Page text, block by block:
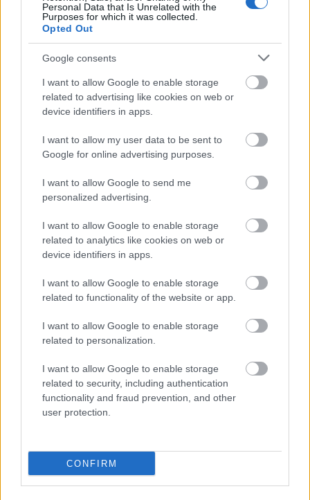
Personal Data that Is Unrelated with the
Purposes for which it was collected.
Opted Out
Google consents
I want to allow Google to enable storage
related to advertising like cookies on web or
device identifiers in apps.
I want to allow my user data to be sent to
Google for online advertising purposes.
I want to allow Google to send me
personalized advertising.
I want to allow Google to enable storage
related to analytics like cookies on web or
device identifiers in apps.
I want to allow Google to enable storage
related to functionality of the website or app.
I want to allow Google to enable storage
related to personalization.
I want to allow Google to enable storage
related to security, including authentication
functionality and fraud prevention, and other
user protection.
CONFIRM
Πέρα από τη Λισαβόνα: 10 μαγευτικοί προορισμοί
Το καλά κρυμμένο μυστικό της Κρήτης: Το φαράγγι
των Αγίων και η μαγευτική παραλία στο Λιβυκό
6 γραφικά χωριά των Κυκλάδων που αξίζει να